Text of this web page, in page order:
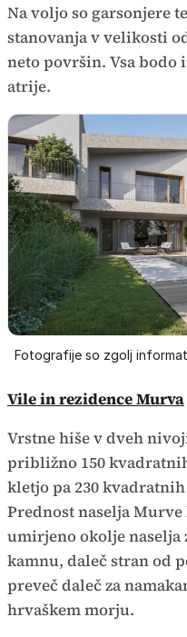
Na voljo so garsonjere
stanovanja v velikosti
neto površin. Vsa bodo
atrije.
Fotografije so zgolj
Vile in rezidence Murva
Vrstne hiše v dveh
približno 150
kletjo pa 230
Prednost naselja
umirjeno okolje naselja
kamnu, daleč stran od
preveč daleč za
hrvaškem morju.